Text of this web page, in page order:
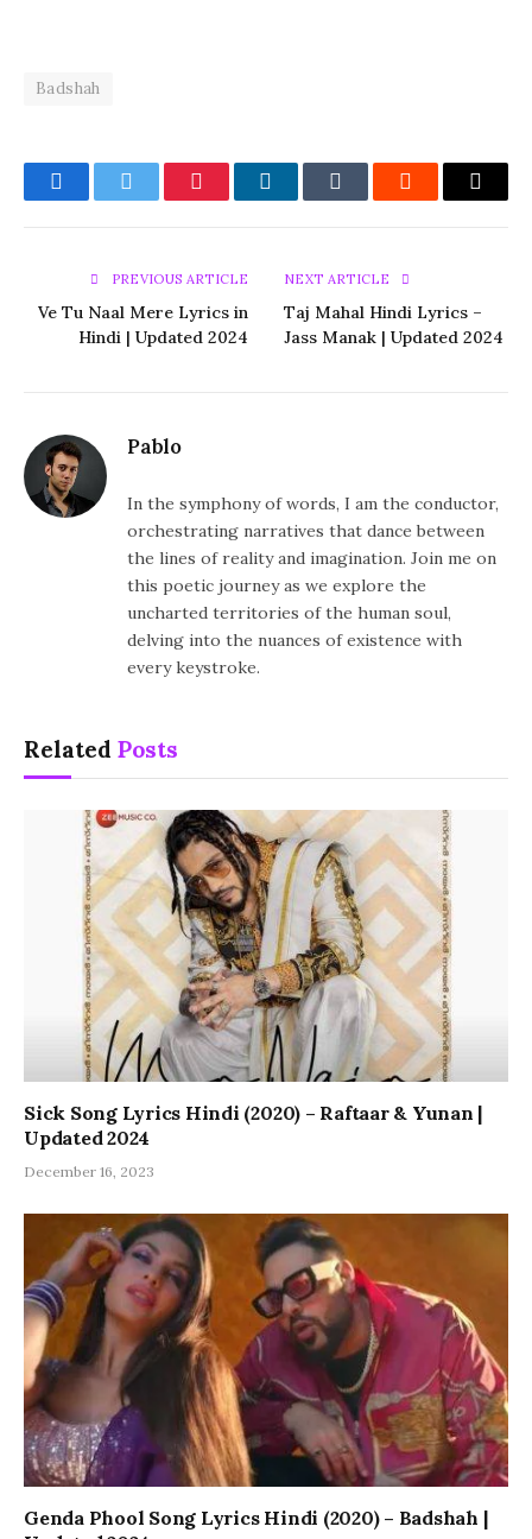
Badshah
FacebookTwitter PinterestLinkedInTumblr Reddit Email
PREVIOUS ARTICLE
Ve Tu Naal Mere Lyrics in
Hindi | Updated 2024
NEXT ARTICLE
Taj Mahal Hindi Lyrics –
Jass Manak | Updated 2024
Pablo
In the symphony of words, I am the conductor,
orchestrating narratives that dance between
the lines of reality and imagination. Join me on
this poetic journey as we explore the
uncharted territories of the human soul,
delving into the nuances of existence with
every keystroke.
Related Posts
Sick Song Lyrics Hindi (2020) – Raftaar & Yunan |
Updated 2024
December 16, 2023
Genda Phool Song Lyrics Hindi (2020) – Badshah |